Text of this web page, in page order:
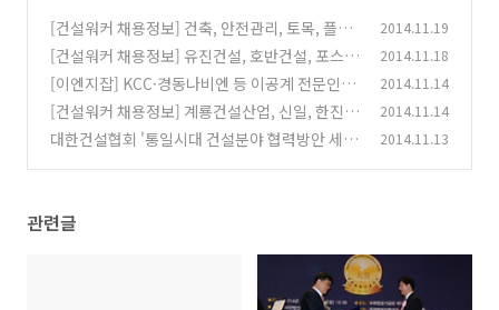
[건설워커 채용정보] 건축, 안전관리, 토목, 플랜
트, 설계, 시공, 감리, 견적 구인
(0)
2014.11.19
[건설워커 채용정보] 유진건설, 호반건설, 포스코
건설, 우미건설, 서영엔지니어링 외
(0)
2014.11.18
[이엔지잡] KCC·경동나비엔 등 이공계 전문인력
채용 활발 (0)
2014.11.14
[건설워커 채용정보] 계룡건설산업, 신일, 한진중
공업, 대방건설, 현대중공업, 금강주택 (0)
2014.11.14
대한건설협회 '통일시대 건설분야 협력방안 세미
2014.11.13
관련글